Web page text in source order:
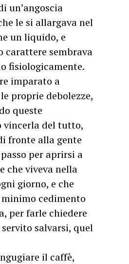
un’angoscia
le si allargava nel
un liquido, e
carattere sembrava
fisiologicamente.
imparato a
proprie debolezze,
queste
vincerla del tutto,
fronte alla gente
per aprirsi a
che viveva nella
giorno, e che
cedimento
per farle chiedere
servito salvarsi, quel
il caffè,